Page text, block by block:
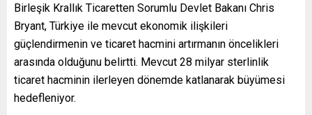
Birleşik Krallık Ticaretten Sorumlu Devlet Bakanı Chris
Bryant, Türkiye ile mevcut ekonomik ilişkileri
güçlendirmenin ve ticaret hacmini artırmanın öncelikleri
arasında olduğunu belirtti. Mevcut 28 milyar sterlinlik
ticaret hacminin ilerleyen dönemde katlanarak büyümesi
hedefleniyor.